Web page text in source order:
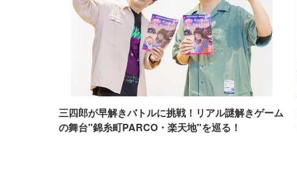
三四郎が早解きバトルに挑戦！リアル謎解きゲーム
の舞台"錦糸町PARCO・楽天地"を巡る！